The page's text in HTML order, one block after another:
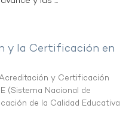
y la Certificación en
y Certificación
(Sistema Nacional de
de la Calidad Educativa